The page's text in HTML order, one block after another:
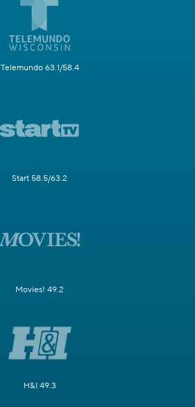
Telemundo 63.1/58.4
Start 58.5/63.2
Movies! 49.2
H&I 49.3